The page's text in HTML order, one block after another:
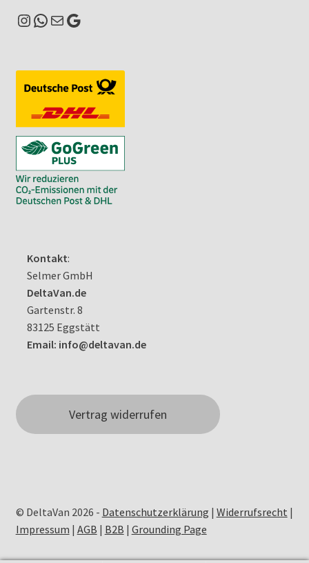
Instagram
WhatsApp
E-MailGoogle
Kontakt:
Selmer GmbH
DeltaVan.de
Gartenstr. 8
83125 Eggstätt
Email: info@deltavan.de
Vertrag widerrufen
© DeltaVan 2026 - Datenschutzerklärung | Widerrufsrecht |
Impressum | AGB | B2B | Grounding Page